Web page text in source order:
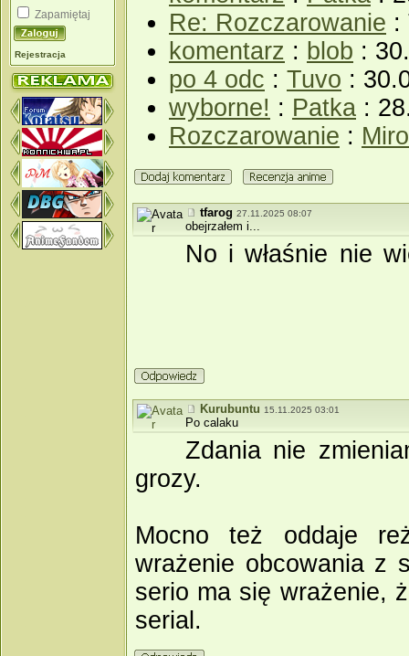
Zapamiętaj
Rejestracja
Re: Rozczarowanie :
komentarz : blob :
po 4 odc : Tuvo :
wyborne! : Patka :
Rozczarowanie :
tfarog 27.11.2025 08:07
obejrzałem i...
No i właśnie nie
Kurubuntu 15.11.2025 03:01
Po calaku
Zdania nie
grozy.
Mocno też oddaje
wrażenie obcowania z
serio ma się wrażenie,
serial.